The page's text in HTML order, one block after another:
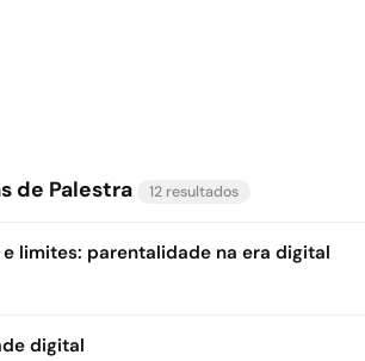
de Palestra 12 resultados
e limites: parentalidade na era digital
digital